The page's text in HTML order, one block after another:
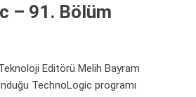
– 91. Bölüm
Editörü Melih Bayram
TechnoLogic programı